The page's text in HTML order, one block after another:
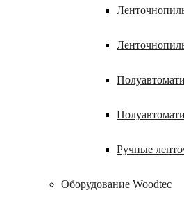
Ручные
Оборудование Woodtec